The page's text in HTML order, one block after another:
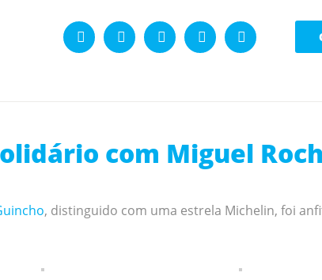
com Miguel
, distinguido com uma estrela Michelin, foi